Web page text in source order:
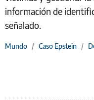
información de
señalado.
Mundo / Caso Epstein /